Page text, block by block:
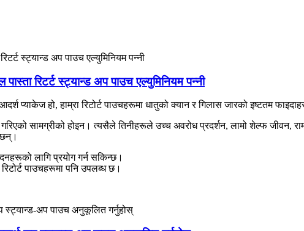
रिटर्ट स्ट्यान्ड अप पाउच एल्युमिनियम पन्नी
प्याकेज हो, हाम्रा रिटोर्ट पाउचहरूमा धातुको क्यान र गिलास जारको इष्टतम
सामग्रीको होइन। त्यसैले तिनीहरूले उच्च अवरोध प्रदर्शन, लामो शेल्फ जीवन,
लागि प्रयोग गर्न सकिन्छ।
पाउचहरूमा पनि उपलब्ध छ।